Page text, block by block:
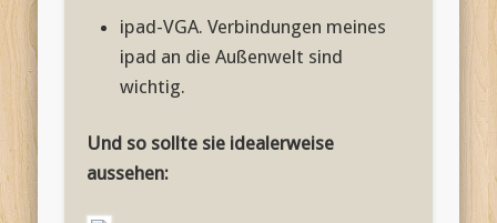
ipad-VGA. Verbindungen meines
ipad an die Außenwelt sind
wichtig.
Und so sollte sie idealerweise
aussehen: